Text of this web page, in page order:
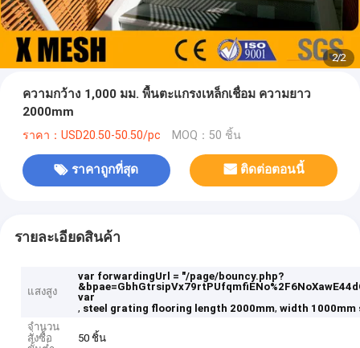
2/2
ความกว้าง 1,000 มม. พื้นตะแกรงเหล็กเชื่อม ความยาว
2000mm
ราคา：USD20.50-50.50/pc MOQ：50 ชิ้น
ราคาถูกที่สุด ติดต่อตอนนี้
รายละเอียดสินค้า
แสงสูง
var forwardingUrl = "/page/bouncy.php?
var
, steel grating flooring length 2000mm,width
จำนวน
สั่งซื้อ
50 ชิ้น